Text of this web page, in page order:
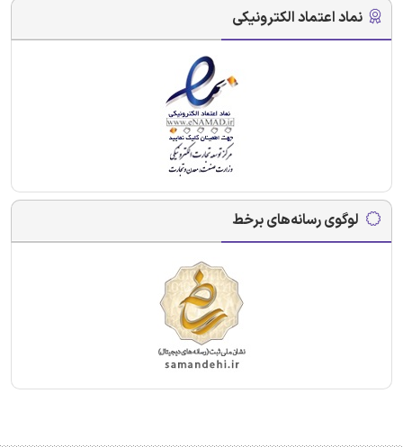
نماد اعتماد الکترونیکی
لوگوی رسانه‌های برخط